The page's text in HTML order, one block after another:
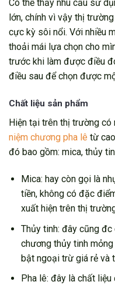
Có thể thấy nhu cầu sử
lớn, chính vì vậy thị trường
cực kỳ sôi nổi. Với nhiều
thoải mái lựa chọn cho
trước khi làm được điều
điều sau để chọn được
Chất liệu sản phẩm
Hiện tại trên thị trường có
niệm chương pha lê từ
đó bao gồm: mica, thủy
Mica: hay còn gọi là
tiền, không có đặc
xuất hiện trên thị
Thủy tinh: đây cũng
chương thủy tinh
bật ngoại trừ giá rẻ và
Pha lê: đây là chất